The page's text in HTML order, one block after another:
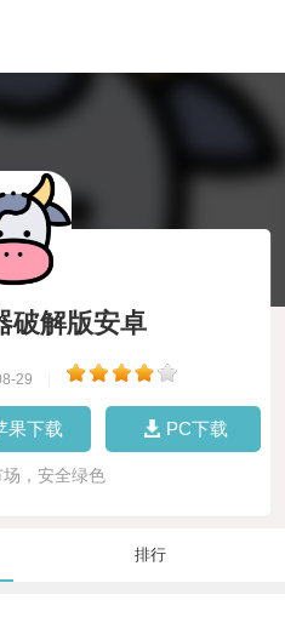
破解版安卓
29
果下载 PC下载
，安全绿色
排行